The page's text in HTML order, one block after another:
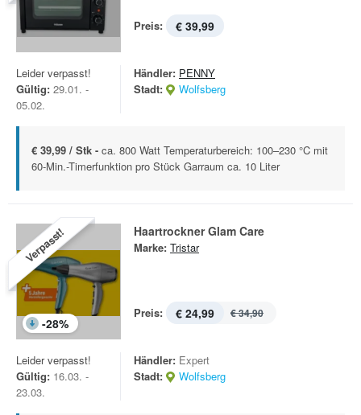
Preis: € 39,99
Leider verpasst!
Gültig: 29.01. -
05.02.
Händler: PENNY
Stadt:
Wolfsberg
€ 39,99 / Stk - ca. 800 Watt Temperaturbereich: 100–230 °C mit
60-Min.-Timerfunktion pro Stück Garraum ca. 10 Liter
Verpasst!
-28%
Haartrockner Glam Care
Marke: Tristar
Preis: € 24,99 € 34,90
Leider verpasst!
Gültig: 16.03. -
23.03.
Händler: Expert
Stadt:
Wolfsberg